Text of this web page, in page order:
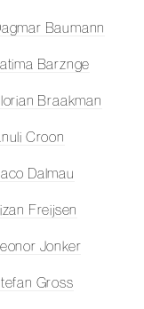
Baumann
Barznge
Braakman
Croon
Dalmau
Freijsen
Jonker
Gross